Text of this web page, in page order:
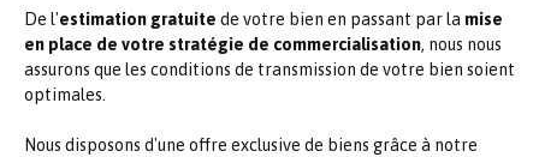
De l'estimation gratuite de votre bien en passant par la mise
en place de votre stratégie de commercialisation, nous nous
assurons que les conditions de transmission de votre bien soient
optimales.
Nous disposons d'une offre exclusive de biens grâce à notre